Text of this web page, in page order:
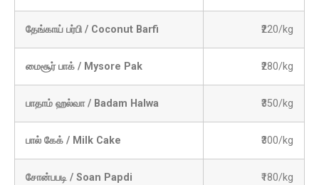
தேங்காய் பர்பி / Coconut Barfi ₹220/kg
மைசூர் பாக் / Mysore Pak ₹280/kg
பாதாம் ஹல்வா / Badam Halwa ₹350/kg
பால் கேக் / Milk Cake ₹300/kg
சோன்பபடி / Soan Papdi ₹180/kg